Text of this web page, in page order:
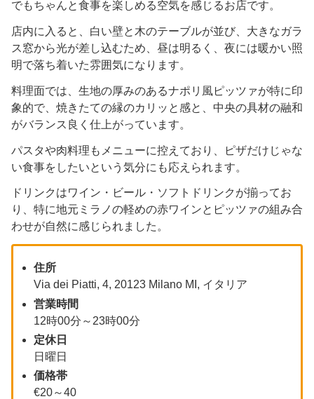
でもちゃんと食事を楽しめる空気を感じるお店です。
店内に入ると、白い壁と木のテーブルが並び、大きなガラ
ス窓から光が差し込むため、昼は明るく、夜には暖かい照
明で落ち着いた雰囲気になります。
料理面では、生地の厚みのあるナポリ風ピッツァが特に印
象的で、焼きたての縁のカリッと感と、中央の具材の融和
がバランス良く仕上がっています。
パスタや肉料理もメニューに控えており、ピザだけじゃな
い食事をしたいという気分にも応えられます。
ドリンクはワイン・ビール・ソフトドリンクが揃ってお
り、特に地元ミラノの軽めの赤ワインとピッツァの組み合
わせが自然に感じられました。
住所
Via dei Piatti, 4, 20123 Milano MI, イタリア
営業時間
12時00分～23時00分
定休日
日曜日
価格帯
€20～40